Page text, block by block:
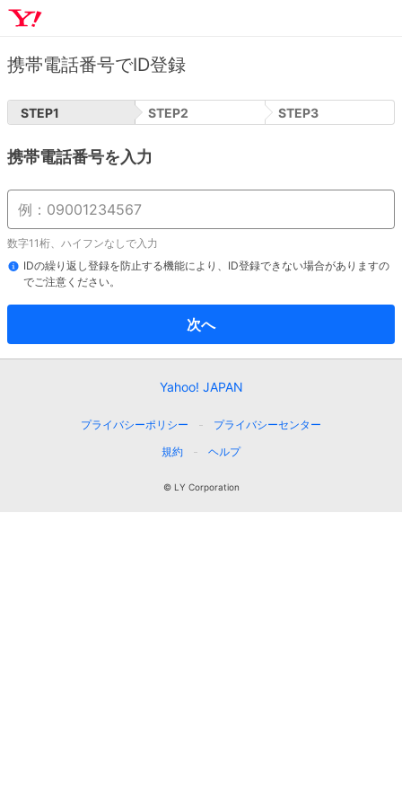
携帯電話番号でID登録
STEP1 STEP2 STEP3
携帯電話番号を入力
数字11桁、ハイフンなしで入力
IDの繰り返し登録を防止する機能により、ID登録できない場合がありますの
でご注意ください。
次へ
Yahoo! JAPAN
プライバシーポリシー
プライバシーセンター
規約
ヘルプ
© LY Corporation